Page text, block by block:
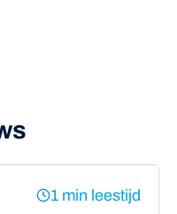
via Mailvia Whatsapp
1 min leestijd